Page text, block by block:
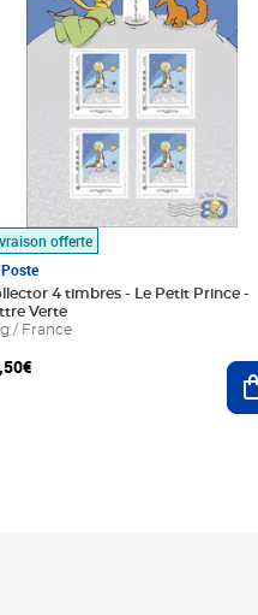
panier
offerte
4 timbres - Le Petit Prince -
Verte
/ France
,50€